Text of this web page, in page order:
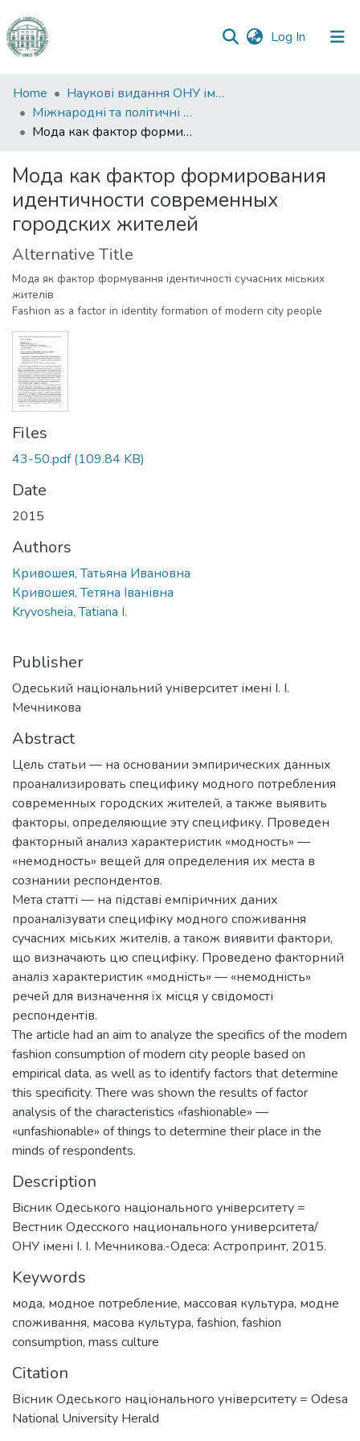
Log In (current)
Communities
&
Collections
Statistics
Home
Наукові видання ОНУ імені І. І. Мечникова
Міжнародні та політичні дослідження
Мода как фактор формирования идентичности современных городских жителей
Мода как фактор формирования
идентичности современных
городских жителей
Alternative Title
Мода як фактор формування ідентичності сучасних міських
жителів
Fashion as a factor in identity formation of modern city people
Files
43-50.pdf(109.84 KB)
Date
2015
Authors
Кривошея, Татьяна Ивановна
Кривошея, Тетяна Іванівна
Kryvosheia, Tatiana I.
Publisher
Одеський національний університет імені І. І.
Мечникова
Abstract
Цель статьи — на основании эмпирических данных
проанализировать специфику модного потребления
современных городских жителей, а также выявить
факторы, определяющие эту специфику. Проведен
факторный анализ характеристик «модность» —
«немодность» вещей для определения их места в
сознании респондентов.
Мета статті — на підставі емпіричних даних
проаналізувати специфіку модного споживання
сучасних міських жителів, а також виявити фактори,
що визначають цю специфіку. Проведено факторний
аналіз характеристик «модність» — «немодність»
речей для визначення їх місця у свідомості
респондентів.
The article had an aim to analyze the specifics of the modern
fashion consumption of modern city people based on
empirical data, as well as to identify factors that determine
this specificity. There was shown the results of factor
analysis of the characteristics «fashionable» —
«unfashionable» of things to determine their place in the
minds of respondents.
Description
Вiсник Одеського нацiонального унiверситету =
Вестник Одесского национального университета/
ОНУ імені І. І. Мечникова.-Одеса: Астропринт, 2015.
Keywords
мода, модное потребление, массовая культура, модне
споживання, масова культура, fashion, fashion
consumption, mass culture
Citation
Вісник Одеського національного університету = Odesa
National University Herald